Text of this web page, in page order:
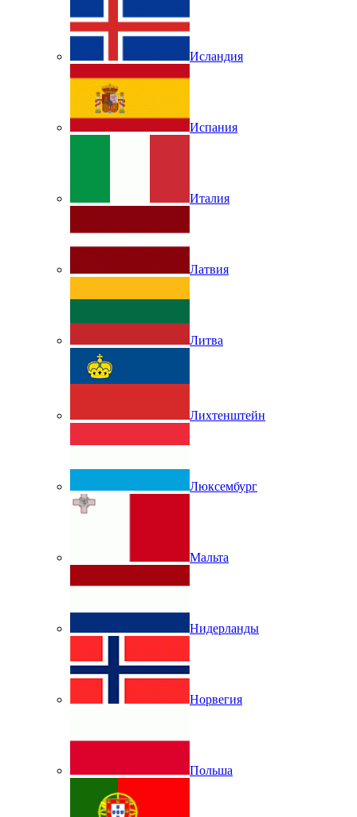
Исландия
Испания
Италия
Латвия
Литва
Лихтенштейн
Люксембург
Мальта
Нидерланды
Норвегия
Польша